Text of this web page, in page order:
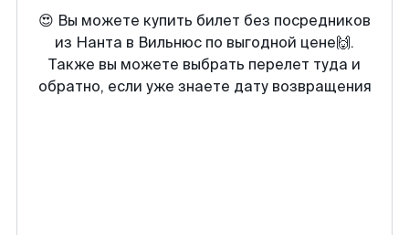
😍 Вы можете купить билет без посредников
из Нанта в Вильнюс по выгодной цене🙌.
Также вы можете выбрать перелет туда и
обратно, если уже знаете дату возвращения